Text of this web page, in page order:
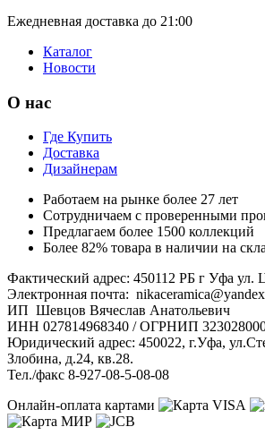
Ежедневная доставка до 21:00
Каталог
Новости
О нас
Где Купить
Доставка
Дизайнерам
Работаем на рынке более 27 лет
Сотрудничаем с проверенными
Предлагаем более 1500 коллекций
Более 82% товара в наличии на
Фактический адрес: 450112 РБ г Уфа ул.
Электронная почта:
ИП Шевцов Вячеслав Анатольевич
ИНН 027814968340 / ОГРНИП
Юридический адрес: 450022, г.Уфа,
Злобина, д.24, кв.28.
Тел./факс 8-927-08-5-08-08
Онлайн-оплата картами